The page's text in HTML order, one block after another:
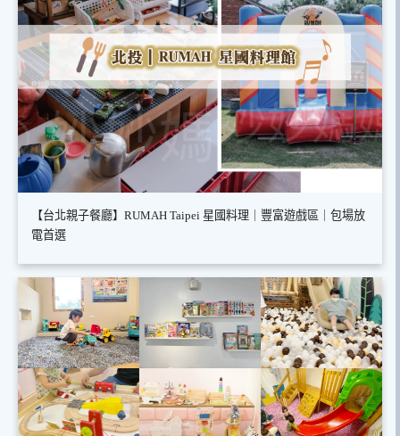
【台北親子餐廳】RUMAH Taipei 星國料理｜豐富遊戲區｜包場放
電首選